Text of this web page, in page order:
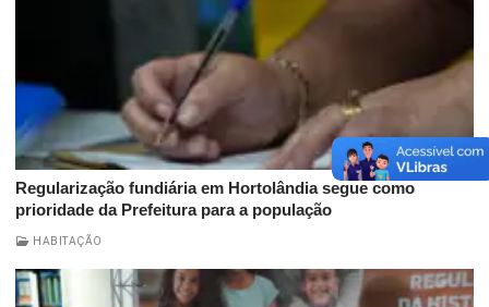
Regularização fundiária em Hortolândia segue como
prioridade da Prefeitura para a população
HABITAÇÃO